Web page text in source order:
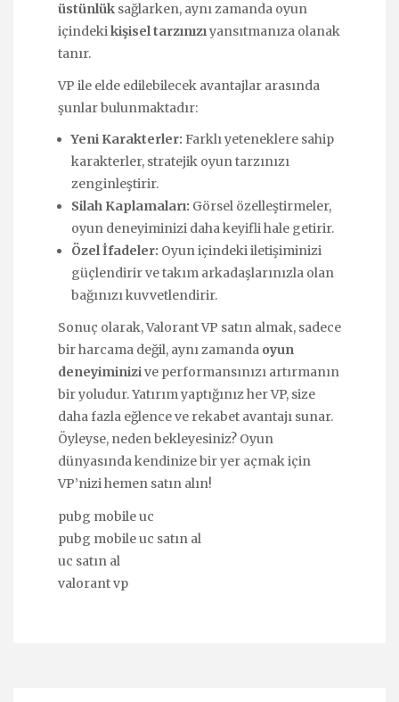
üstünlük sağlarken, aynı zamanda oyun
içindekikişisel tarzınızıyansıtmanıza olanak
tanır.
VP ile elde edilebilecek avantajlar arasında
şunlar bulunmaktadır:
Yeni Karakterler: Farklı yeteneklere sahip
karakterler, stratejik oyun tarzınızı
zenginleştirir.
Silah Kaplamaları: Görsel özelleştirmeler,
oyun deneyiminizi daha keyifli hale getirir.
Özel İfadeler: Oyun içindeki iletişiminizi
güçlendirir ve takım arkadaşlarınızla olan
bağınızı kuvvetlendirir.
Sonuç olarak, Valorant VP satın almak, sadece
bir harcama değil, aynı zamanda oyun
deneyiminizive performansınızı artırmanın
bir yoludur. Yatırım yaptığınız her VP, size
daha fazla eğlence ve rekabet avantajı sunar.
Öyleyse, neden bekleyesiniz? Oyun
dünyasında kendinize bir yer açmak için
VP’nizi hemen satın alın!
pubg mobile uc
pubg mobile uc satın al
uc satın al
valorant vp